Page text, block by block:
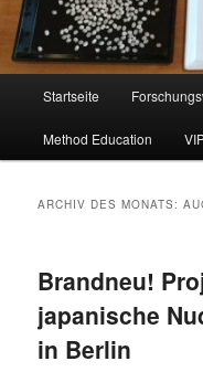
Startseite
Method Education
ARCHIV DES MONATS:
Brandneu!
japanische
in Berlin